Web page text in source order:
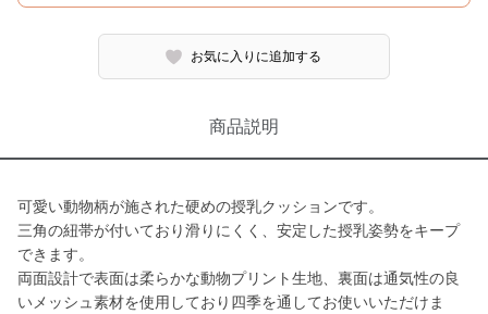
お気に入りに追加する
商品説明
可愛い動物柄が施された硬めの授乳クッションです。
三角の紐帯が付いており滑りにくく、安定した授乳姿勢をキープ
できます。
両面設計で表面は柔らかな動物プリント生地、裏面は通気性の良
いメッシュ素材を使用しており四季を通してお使いいただけま